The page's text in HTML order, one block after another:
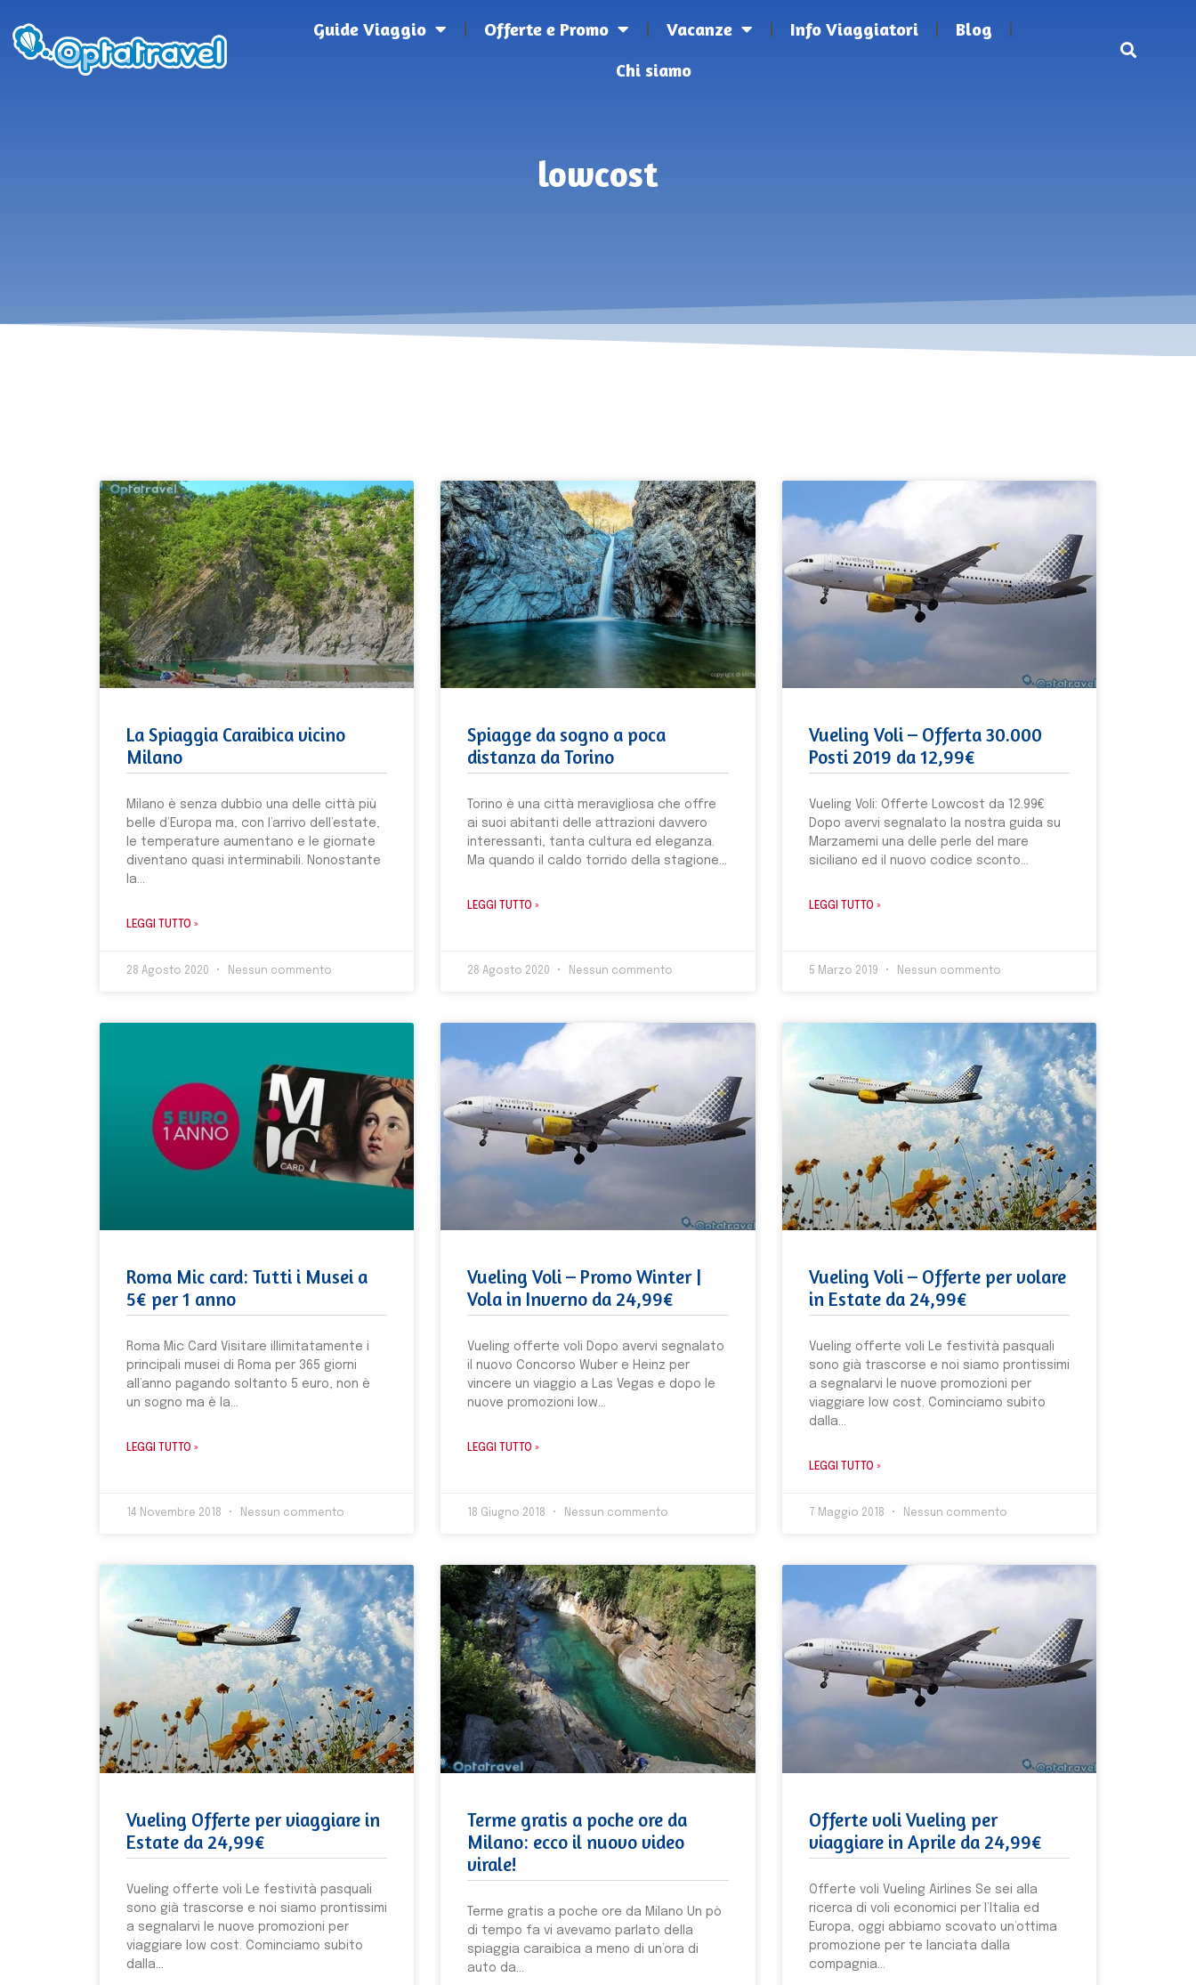
Guide Viaggio Offerte e Promo Vacanze Info Viaggiatori
Blog
Chi siamo
lowcost
La Spiaggia Caraibica vicino
Milano
Milano è senza dubbio una delle città più
belle d’Europa ma, con l’arrivo dell’estate,
le temperature aumentano e le giornate
diventano quasi interminabili. Nonostante
la
LEGGI TUTTO »
28 Agosto 2020 Nessun commento
Spiagge da sogno a poca
distanza da Torino
Torino è una città meravigliosa che offre
ai suoi abitanti delle attrazioni davvero
interessanti, tanta cultura ed eleganza.
Ma quando il caldo torrido della stagione
LEGGI TUTTO »
28 Agosto 2020 Nessun commento
Vueling Voli – Offerta 30.000
Posti 2019 da 12,99€
Vueling Voli: Offerte Lowcost da 12.99€
Dopo avervi segnalato la nostra guida su
Marzamemi una delle perle del mare
siciliano ed il nuovo codice sconto
LEGGI TUTTO »
5 Marzo 2019 Nessun commento
Roma Mic card: Tutti i Musei a
5€ per 1 anno
Roma Mic Card Visitare illimitatamente i
principali musei di Roma per 365 giorni
all’anno pagando soltanto 5 euro, non è
un sogno ma è la
LEGGI TUTTO »
14 Novembre 2018 Nessun commento
Vueling Voli – Promo Winter |
Vola in Inverno da 24,99€
Vueling offerte voli Dopo avervi segnalato
il nuovo Concorso Wuber e Heinz per
vincere un viaggio a Las Vegas e dopo le
nuove promozioni low
LEGGI TUTTO »
18 Giugno 2018 Nessun commento
Vueling Voli – Offerte per volare
in Estate da 24,99€
Vueling offerte voli Le festività pasquali
sono già trascorse e noi siamo prontissimi
a segnalarvi le nuove promozioni per
viaggiare low cost. Cominciamo subito
dalla
LEGGI TUTTO »
7 Maggio 2018 Nessun commento
Vueling Offerte per viaggiare in
Estate da 24,99€
Vueling offerte voli Le festività pasquali
sono già trascorse e noi siamo prontissimi
a segnalarvi le nuove promozioni per
viaggiare low cost. Cominciamo subito
dalla
Terme gratis a poche ore da
Milano: ecco il nuovo video
virale!
Terme gratis a poche ore da Milano Un pò
di tempo fa vi avevamo parlato della
spiaggia caraibica a meno di un’ora di
auto da
Offerte voli Vueling per
viaggiare in Aprile da 24,99€
Offerte voli Vueling Airlines Se sei alla
ricerca di voli economici per l’Italia ed
Europa, oggi abbiamo scovato un’ottima
promozione per te lanciata dalla
compagnia